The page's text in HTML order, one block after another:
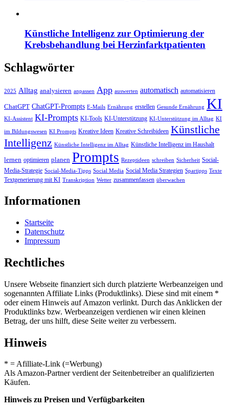
Künstliche Intelligenz zur Optimierung der
Krebsbehandlung bei Herzinfarktpatienten
Schlagwörter
2025 Alltag analysieren anpassen App auswerten automatisch automatisieren
ChatGPT ChatGPT-Prompts E-Mails Ernährung erstellen Gesunde Ernährung KI
KI-Assistent KI-Prompts KI-Tools KI-Unterstützung KI-Unterstützung im Alltag KI
im Bildungswesen KI Prompts Kreative Ideen Kreative Schreibideen Künstliche
Intelligenz Künstliche Intelligenz im Alltag Künstliche Intelligenz im Haushalt
lernen optimieren planen Prompts Rezeptideen schreiben Sicherheit Social-
Media-Strategie Social-Media-Tipps Social Media Social Media Strategien Spartipps Texte
Textgenerierung mit KI Transkription Wetter zusammenfassen überwachen
Informationen
Startseite
Datenschutz
Impressum
Rechtliches
Unsere Webseite finanziert sich durch platzierte Werbeanzeigen und
sogenannten Affiliate Links (Produktlinks). Diese sind mit einem *
oder einem Hinweis auf Amazon verlinkt. Durch das Anklicken der
Produktlinks bzw. Werbeanzeigen verdienen wir einen kleinen
Betrag, der uns hilft, diese Seite weiter zu verbessern.
Hinweis
* = Afilliate-Link (=Werbung)
Als Amazon-Partner verdient der Seitenbetreiber an qualifizierten
Käufen.
Hinweis zu Preisen und Verfügbarkeiten